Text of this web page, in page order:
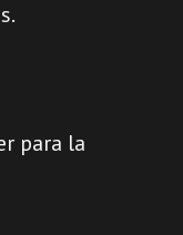
para la